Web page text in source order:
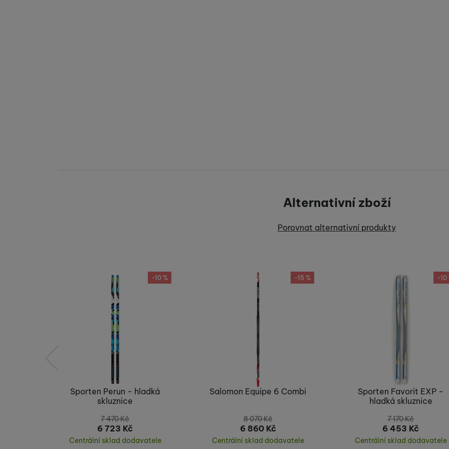
Alternativní zboží
Porovnat alternativní produkty
-10 %
Sporten Perun - hladká
skluznice
7 470Kč
6 723 Kč
Centrální sklad dodavatele
-15 %
Salomon Equipe 6 Combi
8 070Kč
6 860 Kč
Centrální sklad dodavatele
-10
Sporten Favorit EXP -
hladká skluznice
7 170Kč
6 453 Kč
Centrální sklad dodavatele